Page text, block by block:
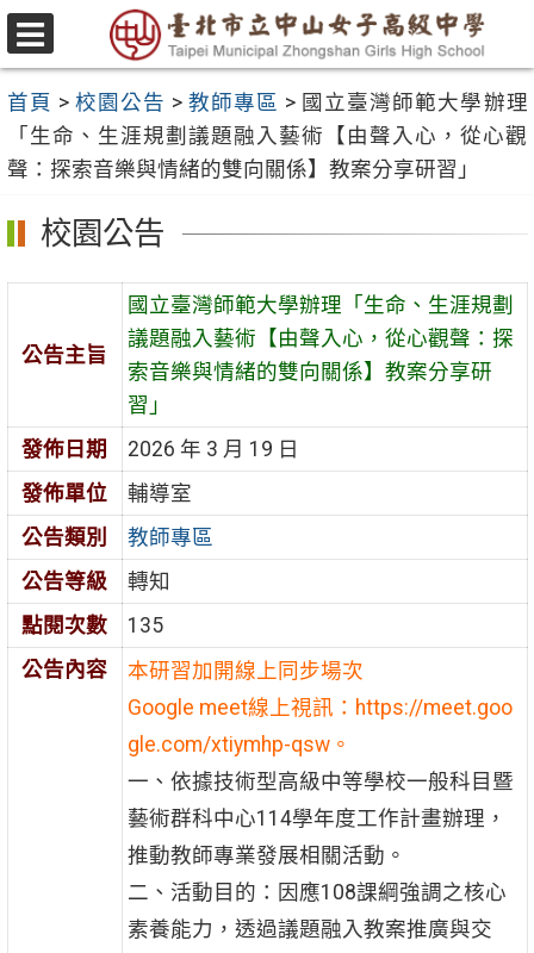
跳
至
要
容
區
選
單
首頁 > 校園公告 > 教師專區 > 國立臺灣師範大學辦理
「生命、生涯規劃議題融入藝術【由聲入心，從心觀
聲：探索音樂與情緒的雙向關係】教案分享研習」
校園公告
公告主旨
國立臺灣師範大學辦理「生命、生涯規劃
議題融入藝術【由聲入心，從心觀聲：探
索音樂與情緒的雙向關係】教案分享研
習」
發佈日期
2026 年 3 月 19 日
發佈單位
輔導室
公告類別
教師專區
公告等級
轉知
點閱次數
135
公告內容
本研習加開線上同步場次
Google meet線上視訊：https://meet.goo
gle.com/xtiymhp-qsw。
一、依據技術型高級中等學校一般科目暨
藝術群科中心114學年度工作計畫辦理，
推動教師專業發展相關活動。
二、活動目的：因應108課綱強調之核心
素養能力，透過議題融入教案推廣與交